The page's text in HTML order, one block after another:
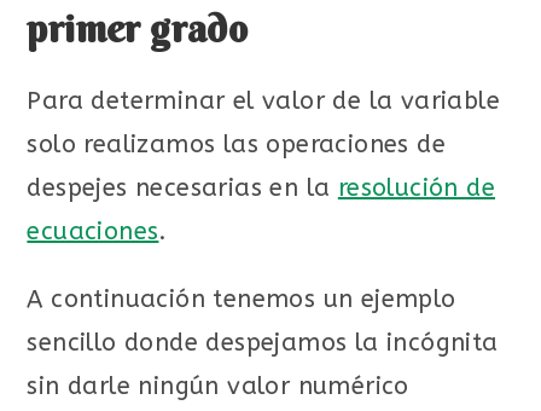
primer grado
Para determinar el valor de la variable
solo realizamos las operaciones de
despejes necesarias en la resolución de
ecuaciones.
A continuación tenemos un ejemplo
sencillo donde despejamos la incógnita
sin darle ningún valor numérico